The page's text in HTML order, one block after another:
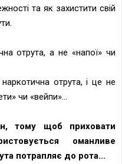
та як захистити свій
отрута, а не «напої» чи
отрута, і це не
чи «вейпи»...
тому щоб приховати
оманливе
потрапляє до рота...